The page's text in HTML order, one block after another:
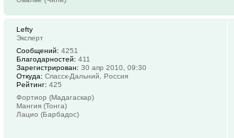
Lefty
Эксперт
Сообщений: 4251
Благодарностей: 411
Зарегистрирован: 30 апр 2010, 09:30
Откуда: Спасск-Дальний, Россия
Рейтинг: 425
Фортиор (Мадагаскар)
Мангия (Тонга)
Лацио (Барбадос)